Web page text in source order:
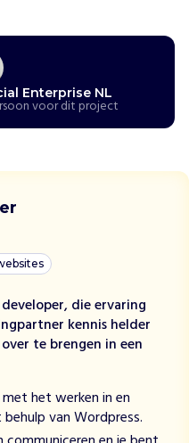
Enterprise NL
voor dit project
die ervaring
kennis helder
te brengen in een
het werken in en
van Wordpress.